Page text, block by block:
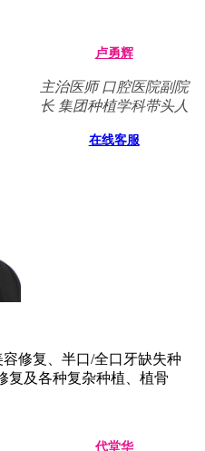
卢勇辉
主治医师 口腔医院副院
长 集团种植学科带头人
在线客服
修复、半口/全口牙缺失种
复及各种复杂种植、植骨
代堂华